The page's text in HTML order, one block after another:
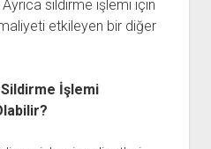
sildirme işlemi için
etkileyen bir diğer
İşlemi